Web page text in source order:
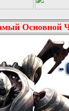
Основной